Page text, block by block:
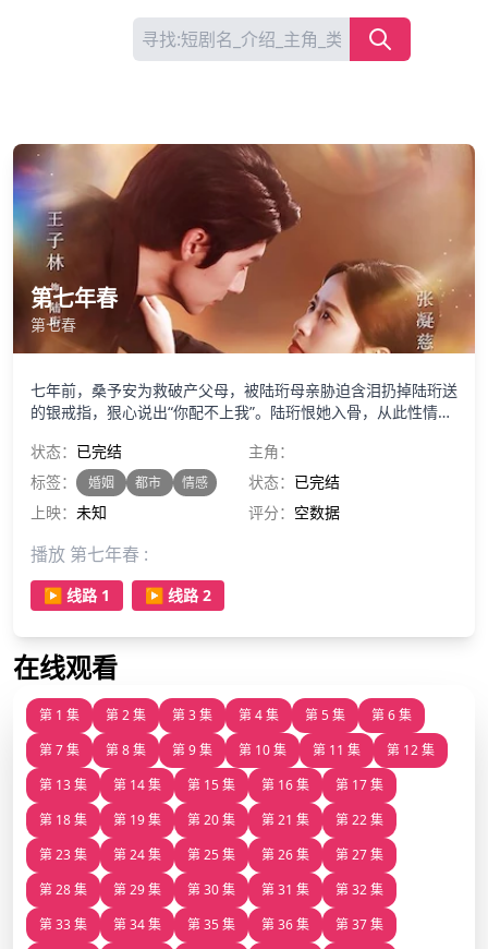
第七年春
第七春
七年前，桑予安为救破产父母，被陆珩母亲胁迫含泪扔掉陆珩送
的银戒指，狠心说出“你配不上我”。陆珩恨她入骨，从此性情大
的陆氏总裁。他将钞票撒在她身上，任她被欺负却冷眼离开，搂
着别的女人在她面前订婚。她跪在地上捡钱，笑着祝福，从未解
释。他以为自己在报复，却不知她脖子上始终挂着那枚被扔掉的
戒指。直到他在医院看见一个七岁女孩——那张脸，让他浑身发
冷。
状态： 已完结
主角：
标签：
婚姻 都市 情感 状态： 已完结
上映： 未知 评分： 空数据
播放 第七年春 :
▶️ 线路 1 ▶️ 线路 2
在线观看
第 1 集 第 2 集 第 3 集 第 4 集 第 5 集
第 6 集
第 7 集
第 8 集 第 9 集 第 10 集 第 11 集
第 12 集
第 13 集
第 14 集 第 15 集 第 16 集
第 17 集
第 18 集
第 19 集 第 20 集 第 21 集
第 22 集
第 23 集
第 24 集 第 25 集 第 26 集
第 27 集
第 28 集
第 29 集 第 30 集 第 31 集
第 32 集
第 33 集
第 34 集 第 35 集 第 36 集
第 37 集